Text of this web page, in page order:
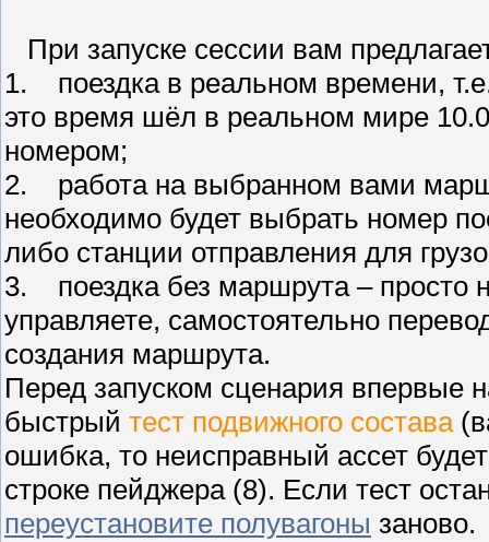
При запуске сессии вам
1. поездка в реальном времени,
это время шёл в реальном мире
номером;
2. работа на выбранном вами
необходимо будет выбрать номер
либо станции отправления для
3. поездка без маршрута – просто
управляете, самостоятельно
создания маршрута.
Перед запуском сценария впервые
быстрый тест подвижного состава
ошибка, то неисправный ассет
строке пейджера (8). Если тест
переустановите полувагоны заново.